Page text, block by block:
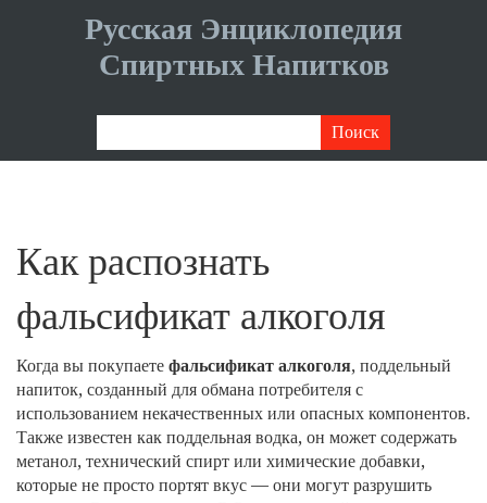
Русская Энциклопедия
Спиртных Напитков
Как распознать
фальсификат алкоголя
Когда вы покупаете фальсификат алкоголя, поддельный
напиток, созданный для обмана потребителя с
использованием некачественных или опасных компонентов.
Также известен как поддельная водка, он может содержать
метанол, технический спирт или химические добавки,
которые не просто портят вкус — они могут разрушить